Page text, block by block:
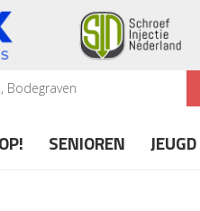
Bodegraven
SENIOREN JEUGD